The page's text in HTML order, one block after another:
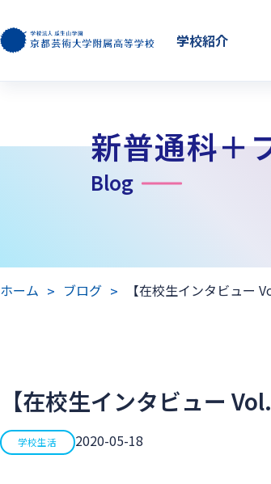
学校紹介
新普通科＋
Blog
ホーム ブログ 【在校生インタビュー
【在校生インタビュー
学校生活 2020-05-18